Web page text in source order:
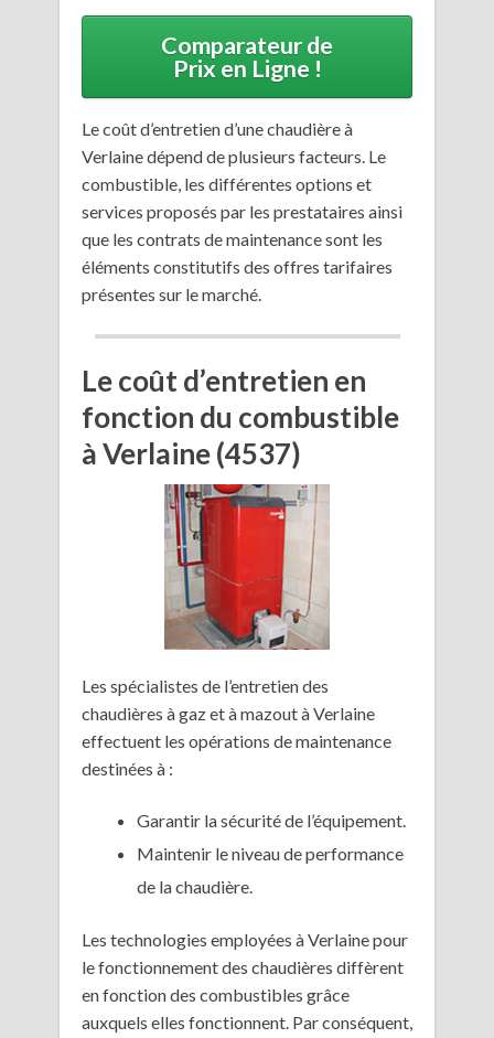
Comparateur de
Prix en Ligne !
Le coût d’entretien d’une chaudière à
Verlaine dépend de plusieurs facteurs. Le
combustible, les différentes options et
services proposés par les prestataires ainsi
que les contrats de maintenance sont les
éléments constitutifs des offres tarifaires
présentes sur le marché.
Le coût d’entretien en
fonction du combustible
à Verlaine (4537)
Les spécialistes de l’entretien des
chaudières à gaz et à mazout à Verlaine
effectuent les opérations de maintenance
destinées à :
Garantir la sécurité de l’équipement.
Maintenir le niveau de performance
de la chaudière.
Les technologies employées à Verlaine pour
le fonctionnement des chaudières diffèrent
en fonction des combustibles grâce
auxquels elles fonctionnent. Par conséquent,